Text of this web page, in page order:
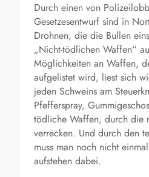
Durch einen von
Gesetzesentwurf sind in
Drohnen, die die Bullen
„Nicht-tödlichen Waffen“
Möglichkeiten an Waffen,
aufgelistet wird, liest sich
jeden Schweins am
Pfefferspray,
tödliche Waffen, durch die
verrecken. Und durch den
muss man noch nicht
aufstehen dabei.